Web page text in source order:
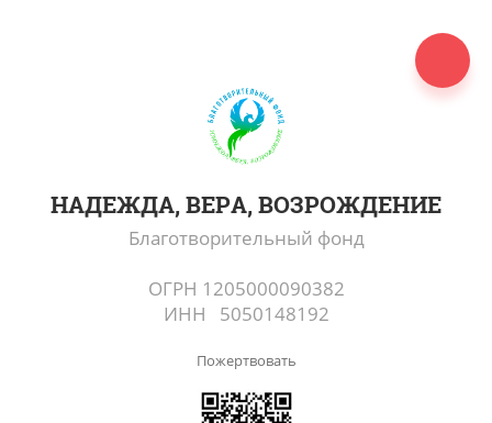
НАДЕЖДА, ВЕРА, ВОЗРОЖДЕНИЕ
Благотворительный фонд
ОГРН 1205000090382
ИНН 5050148192
Пожертвовать